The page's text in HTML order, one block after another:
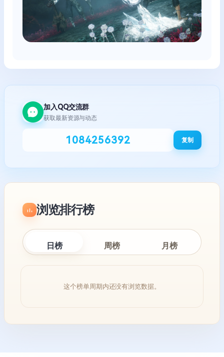
加入QQ交流群
获取最新资源与动态
1084256392 复制
浏览排行榜
日榜 周榜 月榜
这个榜单周期内还没有浏览数据。